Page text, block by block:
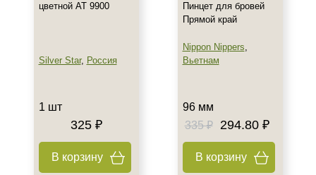
цветной AT 9900
Silver Star, Россия
1 шт
325 ₽
В корзину
Пинцет для бровей
Прямой край
Nippon Nippers,
Вьетнам
96 мм
335 ₽
294.80 ₽
В корзину